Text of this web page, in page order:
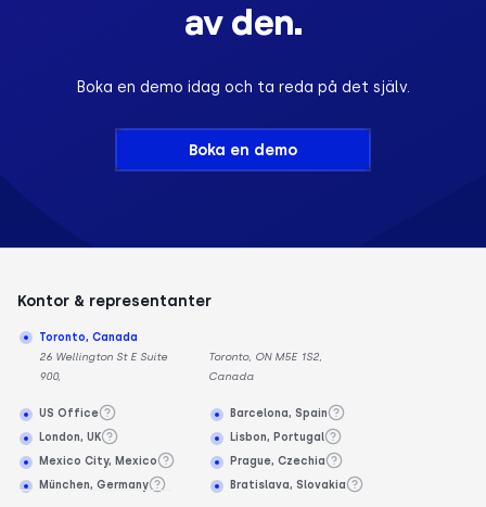
av den.
Boka en demo idag och ta reda på det själv.
Boka en demo
Kontor & representanter
Toronto, Canada
26 Wellington St E Suite
900,
Toronto, ON M5E 1S2,
Canada
US Office
London, UK
Mexico City, Mexico
München, Germany
Barcelona, Spain
Lisbon, Portugal
Prague, Czechia
Bratislava, Slovakia